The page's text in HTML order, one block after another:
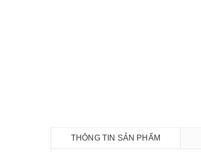
THÔNG TIN SẢN PHẨM